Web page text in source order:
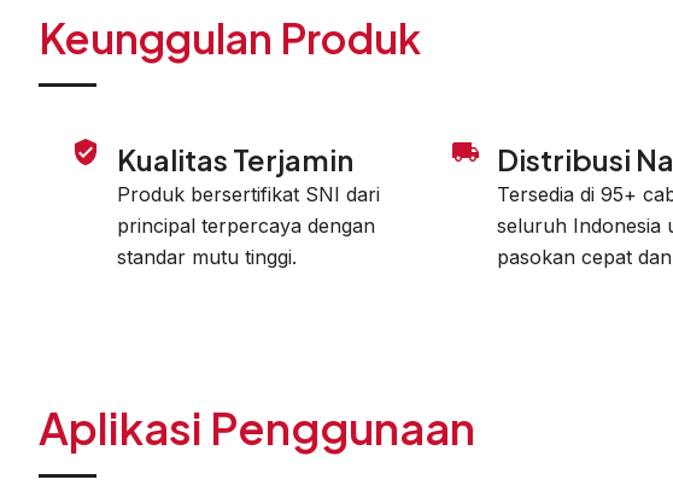
Keunggulan Produk
Kualitas Terjamin
Produk bersertifikat SNI dari
principal terpercaya dengan
standar mutu tinggi.
Distribusi
Tersedia di 95+
seluruh Indonesia
pasokan cepat
Aplikasi Penggunaan